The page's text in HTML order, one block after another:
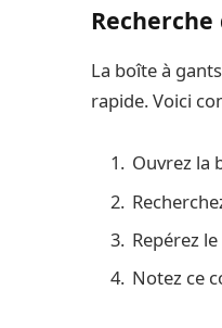
La boîte à
rapide. Voici
Ouvrez la
Repérez
Notez ce